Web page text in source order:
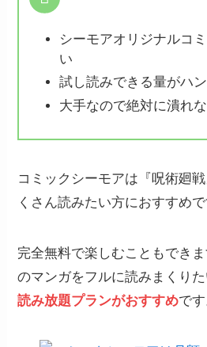
シーモアオリジナルコ
い
試し読みできる量がハ
大手なので絶対に潰れ
コミックシーモアは『呪術廻
くさん読みたい方におすすめで
完全無料で楽しむこともでき
のマンガをフルに読みまくり
読み放題プランがおすすめです